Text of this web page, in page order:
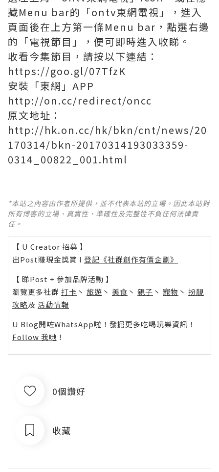
藏Menu bar的「ontv東網電視」，進入
頁面後在上方第一條Menu bar，點選右邊
的「電視節目」，便可即時進入收睇。
收看今集節目，請按以下連結：
https://goo.gl/07TfzK
安裝「東網」APP
http://on.cc/redirect/oncc
原文地址：
http://hk.on.cc/hk/bkn/cnt/news/20
170314/bkn-20170314193033359-
0314_00822_001.html
*本站之內容由作者所提供，並不代表本站的立場。因此本站對
所有博客的立場、真實性、準確性及完整性不負任何法律責
任。
【 U Creator 招募 】
出Post賺現金獎賞 l 登記《社群創作有價企劃》
【 睇Post + 參加品牌活動 】
瀏覽更多社群 打卡 丶 旅遊 丶 美食 丶 親子 丶 寵物 丶 扮靚
攻略及 活動情報
U Blog開咗WhatsApp啦！發掘更多吃喝玩樂資訊！
Follow 我哋 ！
0個讚好
收藏